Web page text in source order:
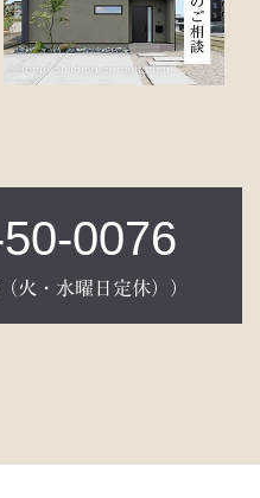
0076
火・水曜日定休））